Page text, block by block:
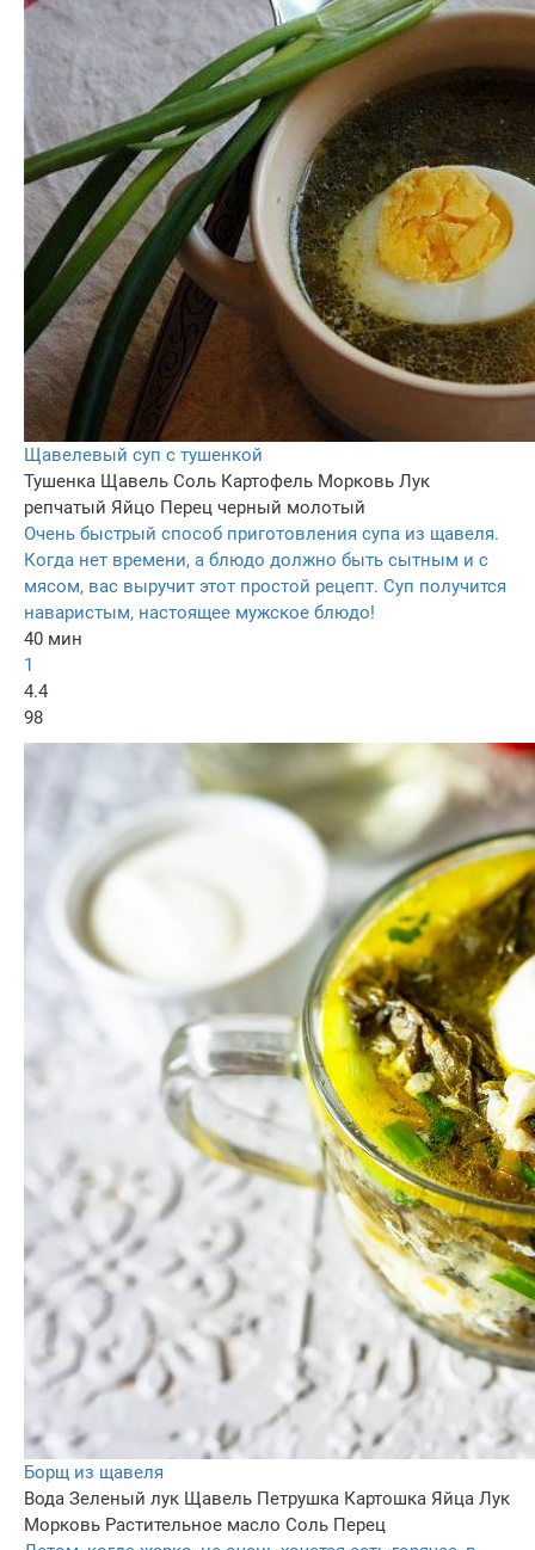
Щавелевый суп с тушенкой
Тушенка Щавель Соль Картофель Морковь Лук
репчатый Яйцо Перец черный молотый
Очень быстрый способ приготовления супа из щавеля.
Когда нет времени, а блюдо должно быть сытным и с
мясом, вас выручит этот простой рецепт. Суп получится
наваристым, настоящее мужское блюдо!
40 мин
1
4.4
98
Борщ из щавеля
Вода Зеленый лук Щавель Петрушка Картошка Яйца Лук
Морковь Растительное масло Соль Перец